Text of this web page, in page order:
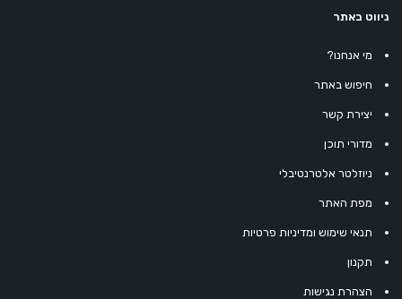
ניווט באתר
מי אנחנו?
חיפוש באתר
יצירת קשר
מדורי תוכן
ניוזלטר אלטרנטיבלי
מפת האתר
תנאי שימוש ומדיניות פרטיות
תקנון
הצהרת נגישות